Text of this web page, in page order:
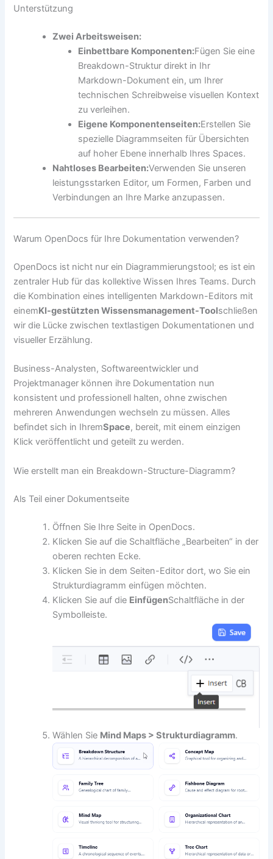
Unterstützung
Zwei Arbeitsweisen:
Einbettbare Komponenten:Fügen Sie eine
Breakdown-Struktur direkt in Ihr
Markdown-Dokument ein, um Ihrer
technischen Schreibweise visuellen Kontext
zu verleihen.
Eigene Komponentenseiten:Erstellen Sie
spezielle Diagrammseiten für Übersichten
auf hoher Ebene innerhalb Ihres Spaces.
Nahtloses Bearbeiten:Verwenden Sie unseren
leistungsstarken Editor, um Formen, Farben und
Verbindungen an Ihre Marke anzupassen.
Warum OpenDocs für Ihre Dokumentation verwenden?
OpenDocs ist nicht nur ein Diagrammierungstool; es ist ein
zentraler Hub für das kollektive Wissen Ihres Teams. Durch
die Kombination eines intelligenten Markdown-Editors mit
einemKI-gestützten Wissensmanagement-Toolschließen
wir die Lücke zwischen textlastigen Dokumentationen und
visueller Erzählung.
Business-Analysten, Softwareentwickler und
Projektmanager können ihre Dokumentation nun
konsistent und professionell halten, ohne zwischen
mehreren Anwendungen wechseln zu müssen. Alles
befindet sich in IhremSpace, bereit, mit einem einzigen
Klick veröffentlicht und geteilt zu werden.
Wie erstellt man ein Breakdown-Structure-Diagramm?
Als Teil einer Dokumentseite
Öffnen Sie Ihre Seite in OpenDocs.
Klicken Sie auf die Schaltfläche „Bearbeiten“ in der
oberen rechten Ecke.
Klicken Sie in dem Seiten-Editor dort, wo Sie ein
Strukturdiagramm einfügen möchten.
Klicken Sie auf die EinfügenSchaltfläche in der
Symbolleiste.
Wählen Sie Mind Maps > Strukturdiagramm.